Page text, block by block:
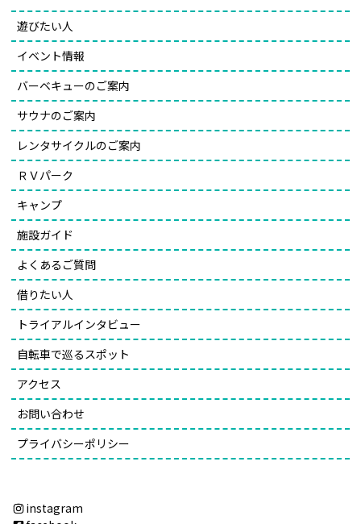
遊びたい人
イベント情報
バーベキューのご案内
サウナのご案内
レンタサイクルのご案内
ＲＶパーク
キャンプ
施設ガイド
よくあるご質問
借りたい人
トライアルインタビュー
自転車で巡るスポット
アクセス
お問い合わせ
プライバシーポリシー
instagram